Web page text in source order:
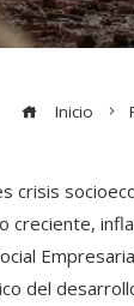
Inicio
crisis
del